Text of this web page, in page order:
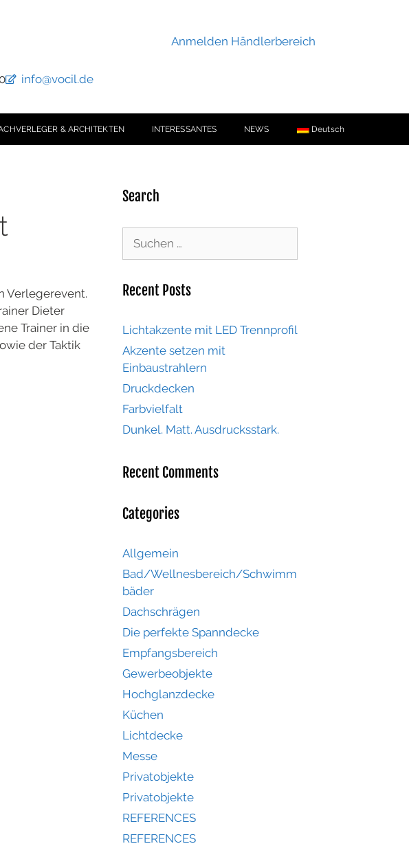
Anmelden Händlerbereich
info@vocil.de
& ARCHITEKTEN INTERESSANTES NEWS Deutsch
Verlegerevent.
Dieter
Trainer in die
der Taktik
Search
Recent Posts
Lichtakzente mit LED Trennprofil
Akzente setzen mit
Einbaustrahlern
Druckdecken
Farbvielfalt
Dunkel. Matt. Ausdrucksstark.
Recent Comments
Categories
Allgemein
Bad/Wellnesbereich/Schwimm
bäder
Dachschrägen
Die perfekte Spanndecke
Empfangsbereich
Gewerbeobjekte
Hochglanzdecke
Küchen
Lichtdecke
Messe
Privatobjekte
Privatobjekte
REFERENCES
REFERENCES